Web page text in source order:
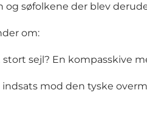
søfolkene der blev
om:
sejl? En kompasskive
mod den tyske